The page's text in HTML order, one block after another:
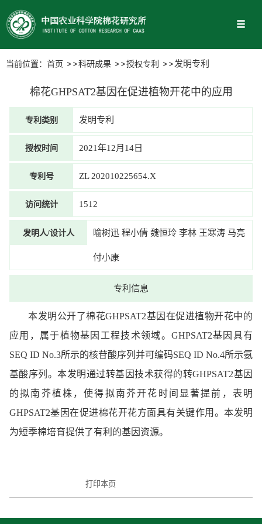
当前位置： 首页 科研成果 授权专利 发明专利
棉花GHPSAT2基因在促进植物开花中的应用
专利类别 发明专利
授权时间 2021年12月14日
专利号 ZL 202010225654.X
访问统计 1512
发明人/设计人 喻树迅 程小倩 魏恒玲 李林 王寒涛 马亮
付小康
专利信息
本发明公开了棉花GHPSAT2基因在促进植物开花中的
应用，属于植物基因工程技术领域。GHPSAT2基因具有
SEQ ID No.3所示的核苷酸序列并可编码SEQ ID No.4所示氨
基酸序列。本发明通过转基因技术获得的转GHPSAT2基因
的拟南芥植株，使得拟南芥开花时间显著提前，表明
GHPSAT2基因在促进棉花开花方面具有关键作用。本发明
为短季棉培育提供了有利的基因资源。